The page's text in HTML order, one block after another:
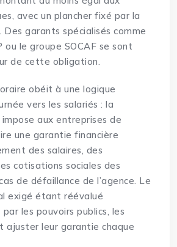
avec un plancher fixé par la
garants spécialisés comme
ou le groupe SOCAF se sont
de cette obligation.
obéit à une logique
vers les salariés : la
aux entreprises de
une garantie financière
des salaires, des
cotisations sociales des
de défaillance de l’agence. Le
exigé étant réévalué
les pouvoirs publics, les
ajuster leur garantie chaque